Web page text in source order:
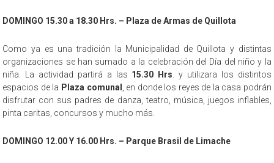
DOMINGO 15.30 a 18.30 Hrs. – Plaza de Armas de Quillota
Como ya es una tradición la Municipalidad de Quillota y distintas
organizaciones se han sumado a la celebración del Día del niño y la
niña. La actividad partirá a las 15.30 Hrs . y utilizara los distintos
espacios de la Plaza comunal
, en donde los reyes de la casa podrán
disfrutar con sus padres de danza, teatro, música, juegos inflables,
pinta caritas, concursos y mucho más.
DOMINGO 12.00 Y 16.00 Hrs. – Parque Brasil de Limache